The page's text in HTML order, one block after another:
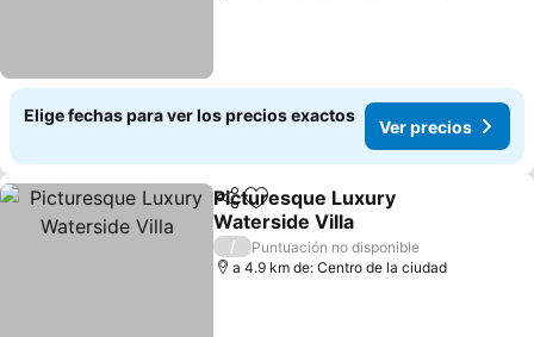
Elige fechas para ver los precios exactos
Ver precios
CompartirAgregar a favoritos
Picturesque Luxury
Waterside Villa
Ver precios
/
Puntuación no disponible
a 4.9 km de: Centro de la ciudad